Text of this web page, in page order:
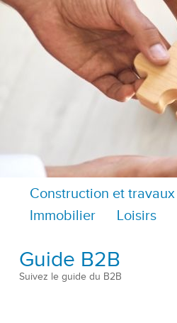
Construction et travaux
Immobilier
Loisirs
Guide B2B
Suivez le guide du B2B